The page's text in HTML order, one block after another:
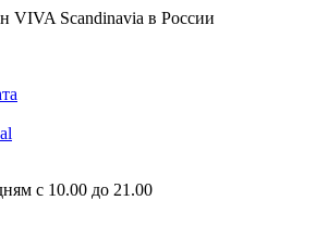
VIVA Scandinavia в России
с 10.00 до 21.00